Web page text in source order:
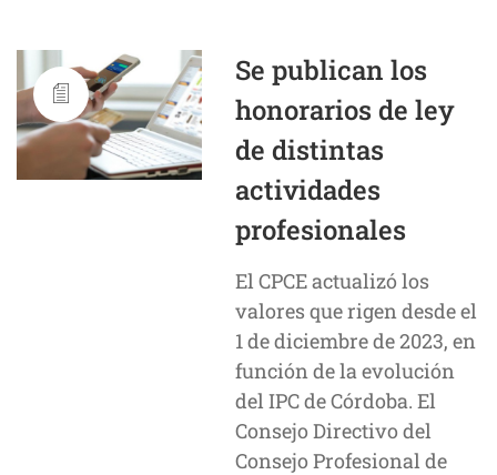
Se publican los
honorarios de ley
de distintas
actividades
profesionales
El CPCE actualizó los
valores que rigen desde el
1 de diciembre de 2023, en
función de la evolución
del IPC de Córdoba. El
Consejo Directivo del
Consejo Profesional de